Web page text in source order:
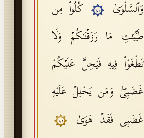
وَٱلسَّلۡوَىٰ
٨٠
كُلُوا۟ مِن
طَیِّبَـٰتِ مَا رَزَقۡنَـٰكُمۡ وَلَا
تَطۡغَوۡا۟ فِیهِ فَیَحِلَّ عَلَیۡكُمۡ
غَضَبِیۖ وَمَن یَحۡلِلۡ عَلَیۡهِ
غَضَبِی فَقَدۡ هَوَىٰ
٨١